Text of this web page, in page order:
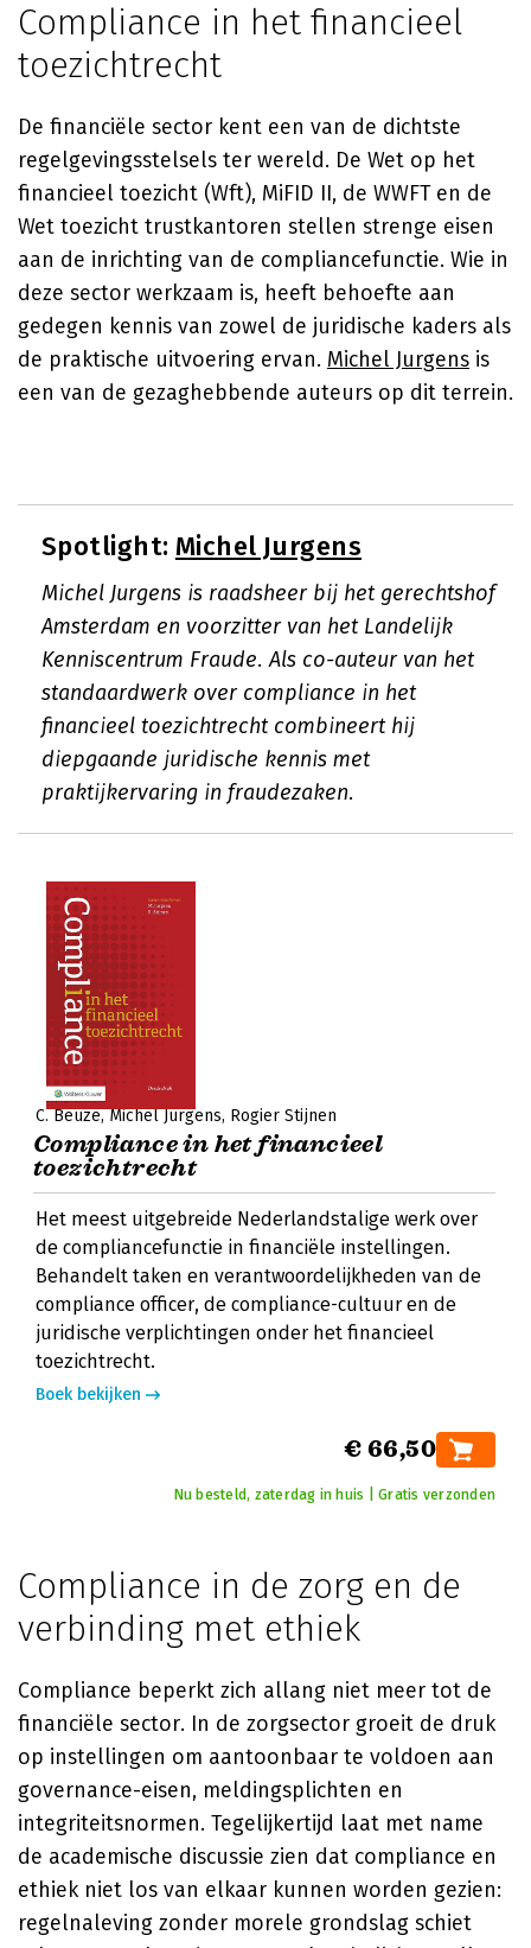
Compliance in het financieel
toezichtrecht
De financiële sector kent een van de dichtste
regelgevingsstelsels ter wereld. De Wet op het
financieel toezicht (Wft), MiFID II, de WWFT en de
Wet toezicht trustkantoren stellen strenge eisen
aan de inrichting van de compliancefunctie. Wie in
deze sector werkzaam is, heeft behoefte aan
gedegen kennis van zowel de juridische kaders als
de praktische uitvoering ervan. Michel Jurgens is
een van de gezaghebbende auteurs op dit terrein.
Spotlight: Michel Jurgens
Michel Jurgens is raadsheer bij het gerechtshof
Amsterdam en voorzitter van het Landelijk
Kenniscentrum Fraude. Als co-auteur van het
standaardwerk over compliance in het
financieel toezichtrecht combineert hij
diepgaande juridische kennis met
praktijkervaring in fraudezaken.
C. Beuze Michel Jurgens Rogier Stijnen
Compliance in het financieel
toezichtrecht
Het meest uitgebreide Nederlandstalige werk over
de compliancefunctie in financiële instellingen.
Behandelt taken en verantwoordelijkheden van de
compliance officer, de compliance-cultuur en de
juridische verplichtingen onder het financieel
toezichtrecht.
Boek bekijken
€ 66,50
Nu besteld, zaterdag in huis | Gratis verzonden
Compliance in de zorg en de
verbinding met ethiek
Compliance beperkt zich allang niet meer tot de
financiële sector. In de zorgsector groeit de druk
op instellingen om aantoonbaar te voldoen aan
governance-eisen, meldingsplichten en
integriteitsnormen. Tegelijkertijd laat met name
de academische discussie zien dat compliance en
ethiek niet los van elkaar kunnen worden gezien:
regelnaleving zonder morele grondslag schiet